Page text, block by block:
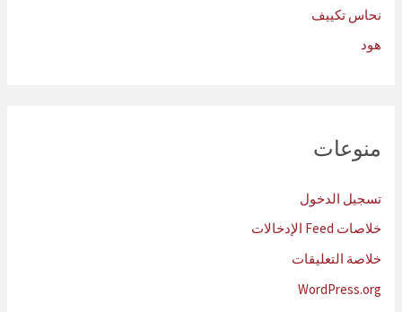
نحاس تكييف
هود
منوعات
تسجيل الدخول
خلاصات Feed الإدخالات
خلاصة التعليقات
WordPress.org